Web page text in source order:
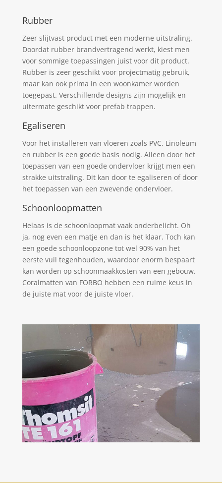
Rubber
Zeer slijtvast product met een moderne uitstraling.
Doordat rubber brandvertragend werkt, kiest men
voor sommige toepassingen juist voor dit product.
Rubber is zeer geschikt voor projectmatig gebruik,
maar kan ook prima in een woonkamer worden
toegepast. Verschillende designs zijn mogelijk en
uitermate geschikt voor prefab trappen.
Egaliseren
Voor het installeren van vloeren zoals PVC, Linoleum
en rubber is een goede basis nodig. Alleen door het
toepassen van een goede ondervloer krijgt men een
strakke uitstraling. Dit kan door te egaliseren of door
het toepassen van een zwevende ondervloer.
Schoonloopmatten
Helaas is de schoonloopmat vaak onderbelicht. Oh
ja, nog even een matje en dan is het klaar. Toch kan
een goede schoonloopzone tot wel 90% van het
eerste vuil tegenhouden, waardoor enorm bespaart
kan worden op schoonmaakkosten van een gebouw.
Coralmatten van FORBO hebben een ruime keus in
de juiste mat voor de juiste vloer.